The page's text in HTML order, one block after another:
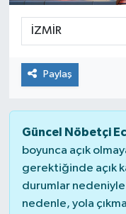
Paylaş
Güncel Nöbetçi
boyunca açık
gerektiğinde açık
durumlar
nedenle, yola